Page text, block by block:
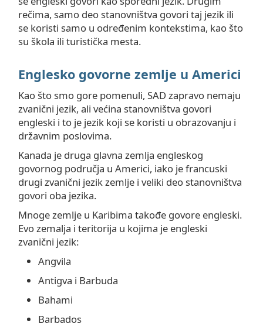
rečima, samo deo stanovništva govori taj jezik ili
se koristi samo u određenim kontekstima, kao što
su škola ili turistička mesta.
Englesko govorne zemlje u Americi
Kao što smo gore pomenuli, SAD zapravo nemaju
zvanični jezik, ali većina stanovništva govori
engleski i to je jezik koji se koristi u obrazovanju i
državnim poslovima.
Kanada je druga glavna zemlja engleskog
govornog područja u Americi, iako je francuski
drugi zvanični jezik zemlje i veliki deo stanovništva
govori oba jezika.
Mnoge zemlje u Karibima takođe govore engleski.
Evo zemalja i teritorija u kojima je engleski
zvanični jezik:
Angvila
Antigva i Barbuda
Bahami
Barbados